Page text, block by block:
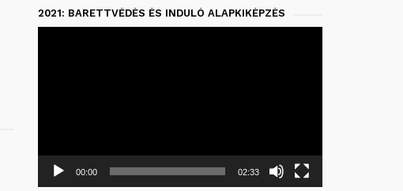
2021: BARETTVÉDÉS ÉS INDULÓ ALAPKIKÉPZÉS
00:00 02:33